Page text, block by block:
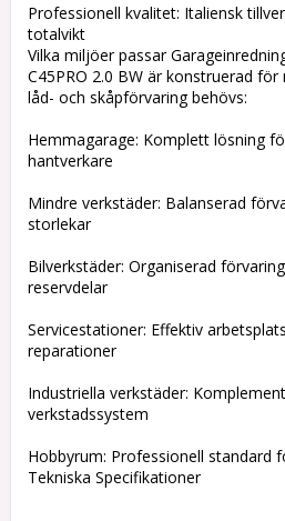
Professionell kvalitet: Italiensk
totalvikt
Vilka miljöer passar
C45PRO 2.0 BW är konstruerad
låd- och skåpförvaring behövs:
Hemmagarage: Komplett lösning
hantverkare
Mindre verkstäder: Balanserad
storlekar
Bilverkstäder: Organiserad
reservdelar
Servicestationer: Effektiv
reparationer
Industriella verkstäder:
verkstadssystem
Hobbyrum: Professionell standard
Tekniska Specifikationer